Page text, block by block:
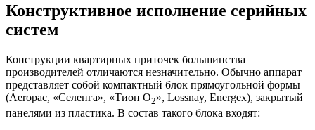
Конструктивное исполнение серийных
систем
Конструкции квартирных приточек большинства
производителей отличаются незначительно. Обычно аппарат
представляет собой компактный блок прямоугольной формы
(Aeropac, «Селенга», «Тион О2», Lossnay, Energex), закрытый
панелями из пластика. В состав такого блока входят: